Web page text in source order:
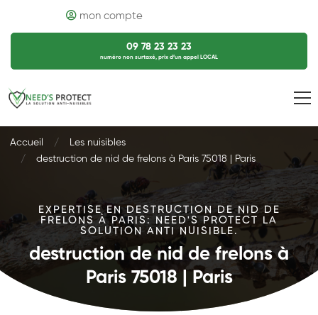
mon compte
09 78 23 23 23
numéro non surtaxé, prix d’un appel LOCAL
Accueil
Les nuisibles
destruction de nid de frelons à Paris 75018 | Paris
EXPERTISE EN DESTRUCTION DE NID DE
FRELONS À PARIS: NEED'S PROTECT LA
SOLUTION ANTI NUISIBLE.
destruction de nid de frelons à
Paris 75018 | Paris